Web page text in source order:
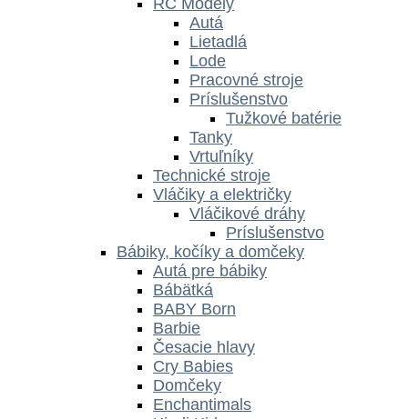
Autá
Lietadlá
Lode
Pracovné stroje
Príslušenstvo
Tužkové batérie
Tanky
Vrtuľníky
Technické stroje
Vláčiky a električky
Vláčikové dráhy
Príslušenstvo
Bábiky, kočíky a domčeky
Autá pre bábiky
Bábätká
BABY Born
Barbie
Česacie hlavy
Cry Babies
Domčeky
Enchantimals